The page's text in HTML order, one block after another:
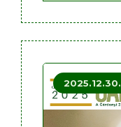
2025.12.30.